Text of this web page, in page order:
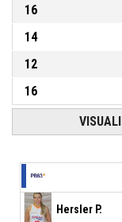
16
14
12
16
Hersler P.